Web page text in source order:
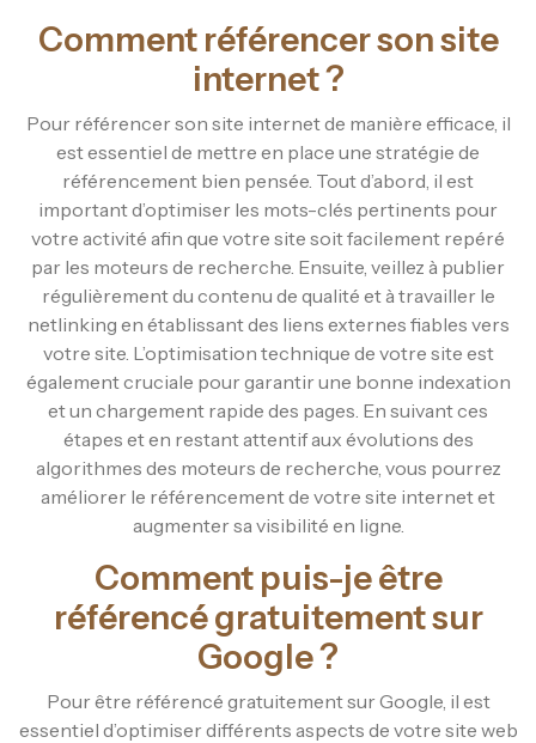
Comment référencer son site
internet ?
Pour référencer son site internet de manière efficace, il
est essentiel de mettre en place une stratégie de
référencement bien pensée. Tout d’abord, il est
important d’optimiser les mots-clés pertinents pour
votre activité afin que votre site soit facilement repéré
par les moteurs de recherche. Ensuite, veillez à publier
régulièrement du contenu de qualité et à travailler le
netlinking en établissant des liens externes fiables vers
votre site. L’optimisation technique de votre site est
également cruciale pour garantir une bonne indexation
et un chargement rapide des pages. En suivant ces
étapes et en restant attentif aux évolutions des
algorithmes des moteurs de recherche, vous pourrez
améliorer le référencement de votre site internet et
augmenter sa visibilité en ligne.
Comment puis-je être
référencé gratuitement sur
Google ?
Pour être référencé gratuitement sur Google, il est
essentiel d’optimiser différents aspects de votre site web